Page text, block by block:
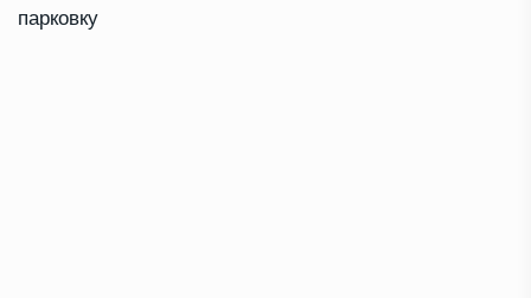
парковку